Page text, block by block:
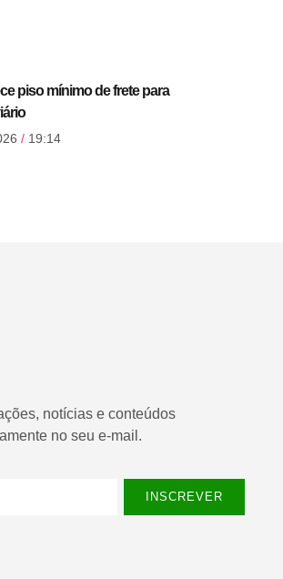
piso mínimo de frete para
19:14
notícias e conteúdos
no seu e-mail.
INSCREVER